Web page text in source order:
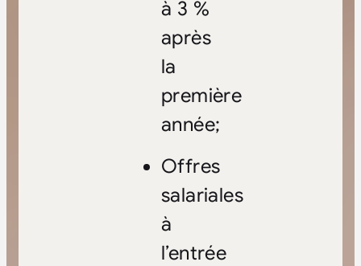
à 3 %
après
la
première
année;
Offres
salariales
à
l’entrée